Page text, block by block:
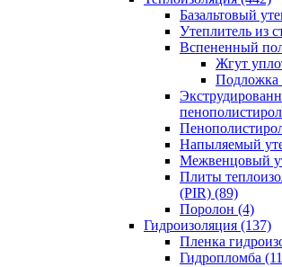
Базальтовый
Утеплитель из
Вспененный
Жгут
Подложка
Напыляемый
Межвенцовый
Плиты
(PIR) (89)
Поролон (4)
Гидроизоляция (137)
Пленка
Гидропломба